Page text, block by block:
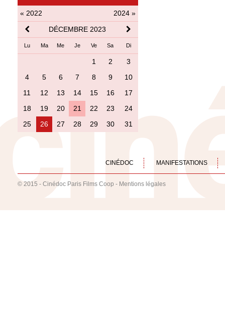
« 2022
2024 »
DÉCEMBRE 2023
Lu Ma Me Je Ve Sa Di
1 2
3
4
5 6 7 8 9
10
11
12 13 14 15 16
17
18
19 20 21 22 23
24
25
26 27 28 29 30 31
CINÉDOC MANIFESTATIONS
© 2015 - Cinédoc Paris Films Coop - Mentions légales